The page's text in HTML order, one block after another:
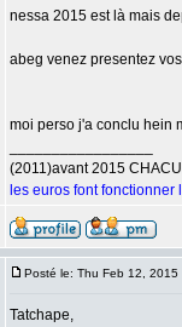
nessa 2015 est là mais
abeg venez presentez
moi perso j'a conclu hein
(2011)avant 2015
les euros font fonctionner
Posté le: Thu Feb 12, 2015
Tatchape,